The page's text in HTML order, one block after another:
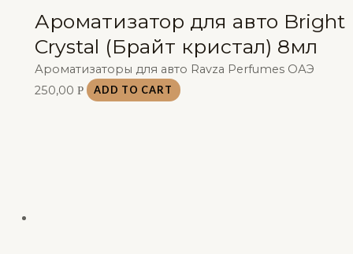
Ароматизатор для авто Bright
Crystal (Брайт кристал) 8мл
Ароматизаторы для авто Ravza Perfumes ОАЭ
250,00 Р ADD TO CART